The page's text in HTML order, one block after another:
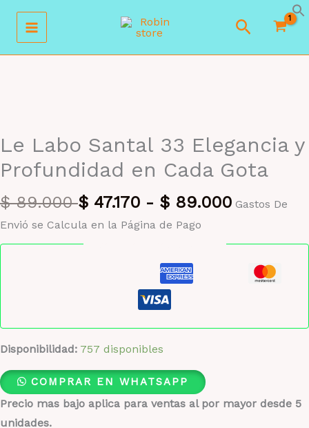
contenido
Buscar
Le Labo Santal 33 Elegancia y
Profundidad en Cada Gota
$89.000 $ 47.170 - $ 89.000 Gastos De
Envió se Calcula en la Página de Pago
Disponibilidad: 757 disponibles
COMPRAR EN WHATSAPP
Precio mas bajo aplica para ventas al por mayor desde 5
unidades.